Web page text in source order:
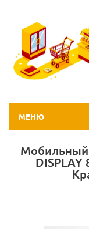
МЕНЮ
Мобильный
DISPLAY